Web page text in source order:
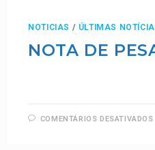
NOTICIAS / ÚLTIMAS
NOTA DE
COMENTÁRIOS DESATIVADOS